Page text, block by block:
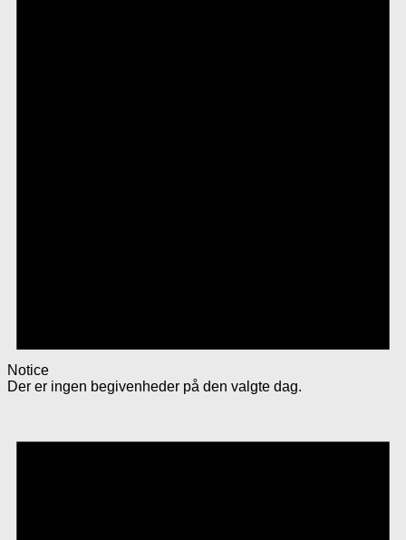
Notice
Der er ingen begivenheder på den valgte dag.